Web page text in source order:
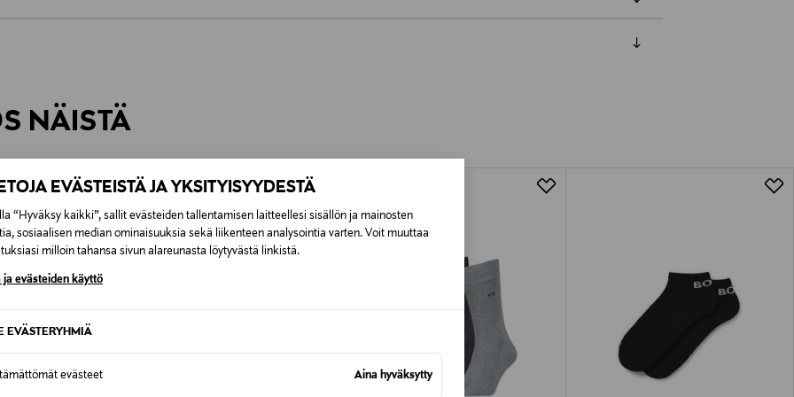
EVÄSTEISTÄ JA YKSITYISYYDESTÄ
“Hyväksy kaikki”, sallit evästeiden tallentamisen laitteellesi sisällön ja mainosten
sosiaalisen median ominaisuuksia sekä liikenteen analysointia varten. Voit muuttaa
milloin tahansa sivun alareunasta löytyvästä linkistä.
ja evästeiden käyttö
EVÄSTERYHMIÄ
evästeet Aina hyväksytty
Alk. 6,90 €, kun toimitus on saatavilla valittuun osoitteeseen.
NÄISTÄ